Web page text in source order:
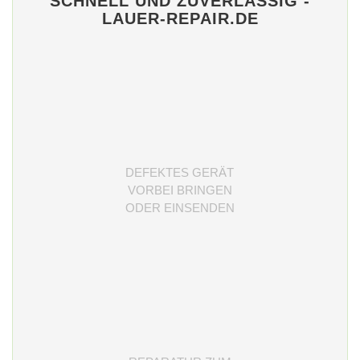
LAUER-REPAIR.DE
DEFEKTES GERÄT
VORBEI BRINGEN
ODER EINSENDEN